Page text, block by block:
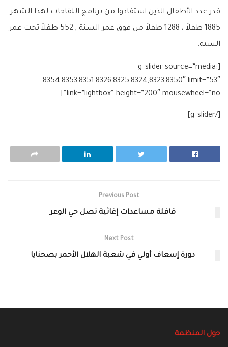
قدر عدد الأطفال الذين استفادوا من برنامج اللقاحات لهذا الشهر
1885 طفلاً ، 1288 طفلاً من فوق عمر السنة , 552 طفلاً تحت عمر
السنة.
[g_slider source=”media:
8354,8353,8351,8326,8325,8324,8323,8350″ limit=”53″
link=”lightbox” height=”200″ mousewheel=”no”]
[/g_slider]
Previous Post
قافلة مساعدات إغاثية تصل حي الوعر
Next Post
دورة إسعاف أولي في شعبة الهلال الأحمر بصحنايا
حول المنظمة